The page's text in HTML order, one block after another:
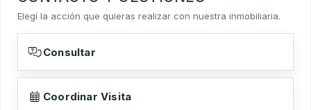
Elegí la acción que quieras realizar con nuestra inmobiliaria.
Consultar
Coordinar Visita